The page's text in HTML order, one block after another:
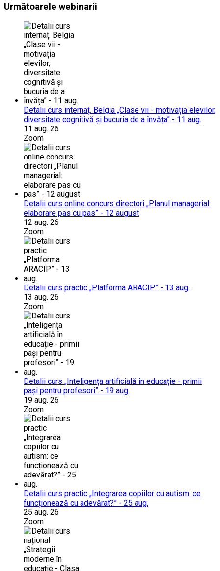
Următoarele webinarii
Detalii curs internaț. Belgia „Clase vii - motivația elevilor,
diversitate cognitivă și bucuria de a învăța” - 11 aug.
11 aug. 26
Zoom
Detalii curs online concurs directori „Planul managerial:
elaborare pas cu pas” - 12 august
12 aug. 26
Zoom
Detalii curs practic „Platforma ARACIP” - 13 aug.
13 aug. 26
Zoom
Detalii curs „Inteligența artificială în educație - primii
pași pentru profesori” - 19 aug.
19 aug. 26
Zoom
Detalii curs practic „Integrarea copiilor cu autism: ce
funcționează cu adevărat?” - 25 aug.
25 aug. 26
Zoom